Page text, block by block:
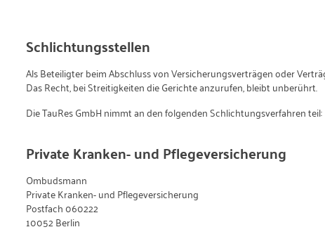
Schlichtungsstellen
Als Beteiligter beim Abschluss von Versicherungsverträgen oder
Das Recht, bei Streitigkeiten die Gerichte anzurufen, bleibt unberührt.
Die TauRes GmbH nimmt an den folgenden Schlichtungsverfahren teil:
Private Kranken- und Pflegeversicherung
Ombudsmann
Private Kranken- und Pflegeversicherung
Postfach 060222
10052 Berlin